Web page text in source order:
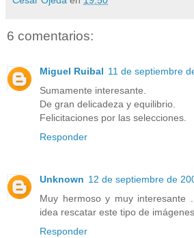
6 comentarios:
Miguel Ruibal 11 de septiembre
Sumamente interesante.
De gran delicadeza y equilibrio.
Felicitaciones por las selecciones.
Responder
Unknown 12 de septiembre de
Muy hermoso y muy interesante
idea rescatar este tipo de imágenes.
Responder